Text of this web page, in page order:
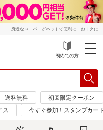
身近なスーパーがネットで便利に・おトクに
初めての方
送料無料
初回限定クーポン
ス 今すぐ参加！スタンプカー